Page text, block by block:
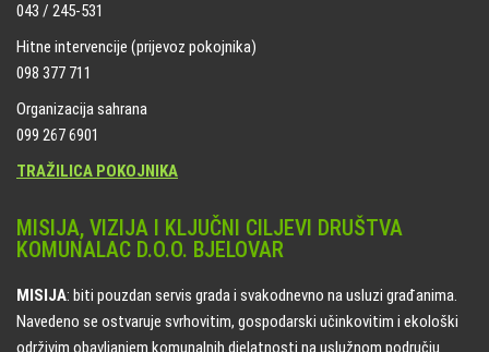
043 / 245-531
Hitne intervencije (prijevoz pokojnika)
098 377 711
Organizacija sahrana
099 267 6901
TRAŽILICA POKOJNIKA
MISIJA, VIZIJA I KLJUČNI CILJEVI DRUŠTVA
KOMUNALAC D.O.O. BJELOVAR
MISIJA: biti pouzdan servis grada i svakodnevno na usluzi građanima.
Navedeno se ostvaruje svrhovitim, gospodarski učinkovitim i ekološki
održivim obavljanjem komunalnih djelatnosti na uslužnom području